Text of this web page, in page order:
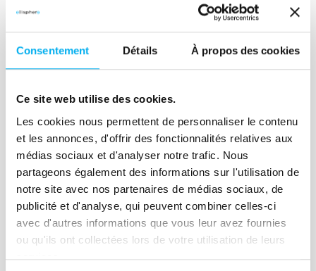
Consentement Détails À propos des cookies
Ce site web utilise des cookies.
Les cookies nous permettent de personnaliser le contenu
et les annonces, d'offrir des fonctionnalités relatives aux
médias sociaux et d'analyser notre trafic. Nous
partageons également des informations sur l'utilisation de
notre site avec nos partenaires de médias sociaux, de
publicité et d'analyse, qui peuvent combiner celles-ci
avec d'autres informations que vous leur avez fournies
ou qu'ils ont collectées lors de votre utilisation de leurs
Article
Optimiser les délais de
paiement chez Ellisphere : une
approche rigoureuse et
collaborative
25 octobre 2023 Risk management
Lire la suite